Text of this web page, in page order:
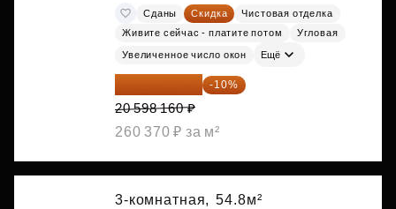
Сданы Скидка
Чистовая отделка
Живите сейчас - платите потом
Угловая
Увеличенное число окон Ещё
18 538 344 ₽ -10%
20 598 160 ₽
260 370 ₽ за м²
3-комнатная, 54.8м²